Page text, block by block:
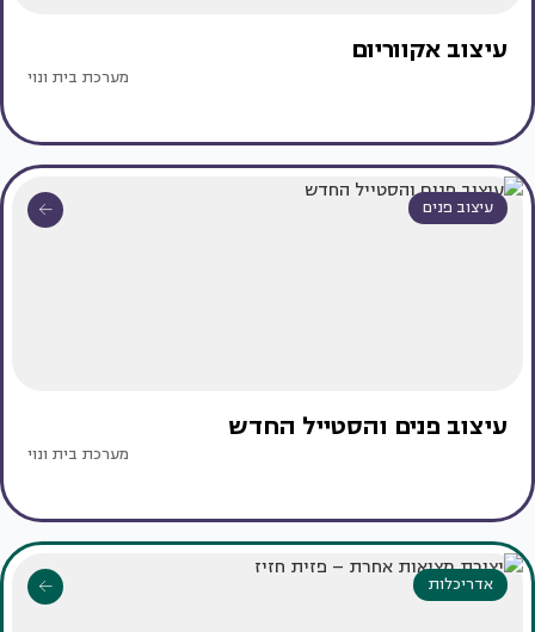
עיצוב אקווריום
מערכת בית ונוי
עיצוב פנים
עיצוב פנים והסטייל החדש
מערכת בית ונוי
אדריכלות